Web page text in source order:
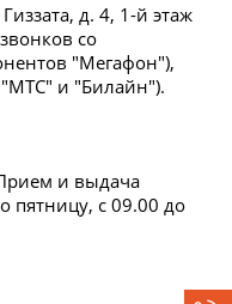
д. 4, 1-й этаж
со
"Мегафон"),
"МТС" и "Билайн").
и выдача
пятницу, с 09.00 до